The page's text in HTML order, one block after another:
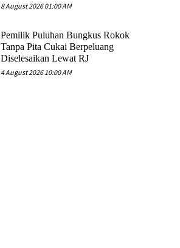
8 August 2026 01:00 AM
Pemilik Puluhan Bungkus Rokok
Tanpa Pita Cukai Berpeluang
Diselesaikan Lewat RJ
4 August 2026 10:00 AM